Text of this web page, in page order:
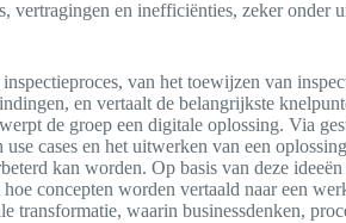
vertragingen en inefficiënties, zeker onder
van het toewijzen van
en vertaalt de belangrijkste
de groep een digitale oplossing. Via
cases en het uitwerken van een
kan worden. Op basis van deze
concepten worden vertaald naar een
transformatie, waarin businessdenken,